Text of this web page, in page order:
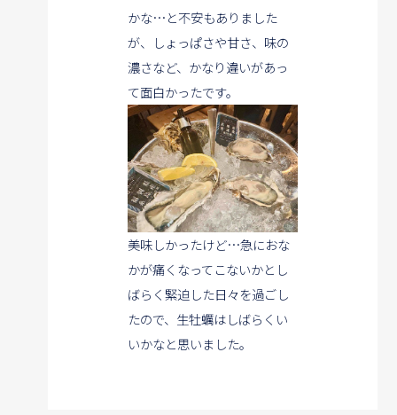
かな…と不安もありました
が、
しょっぱさや甘さ、味の
濃さなど、かなり違いがあっ
て面白かったです。
美味しかったけど…急におな
かが痛くなってこないかと し
ばらく緊迫した日々を過ごし
たので、 生牡蠣はしばらくい
いかなと思いました。